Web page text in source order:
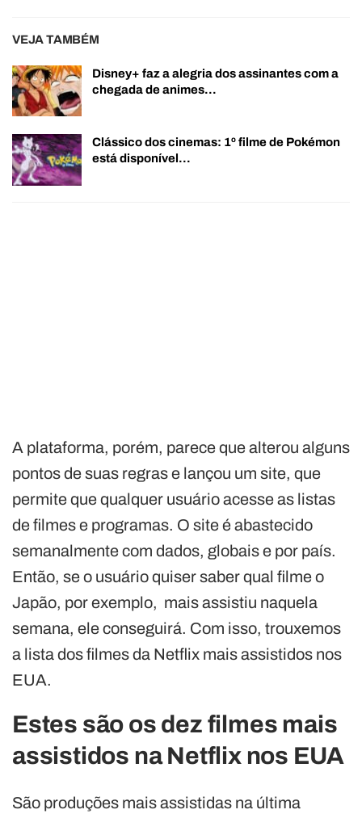
VEJA TAMBÉM
Disney+ faz a alegria dos assinantes com a
chegada de animes…
Clássico dos cinemas: 1º filme de Pokémon
está disponível…
A plataforma, porém, parece que alterou alguns
pontos de suas regras e lançou um site, que
permite que qualquer usuário acesse as listas
de filmes e programas. O site é abastecido
semanalmente com dados, globais e por país.
Então, se o usuário quiser saber qual filme o
Japão, por exemplo, mais assistiu naquela
semana, ele conseguirá. Com isso, trouxemos
a lista dos filmes da Netflix mais assistidos nos
EUA.
Estes são os dez filmes mais
assistidos na Netflix nos EUA
São produções mais assistidas na última